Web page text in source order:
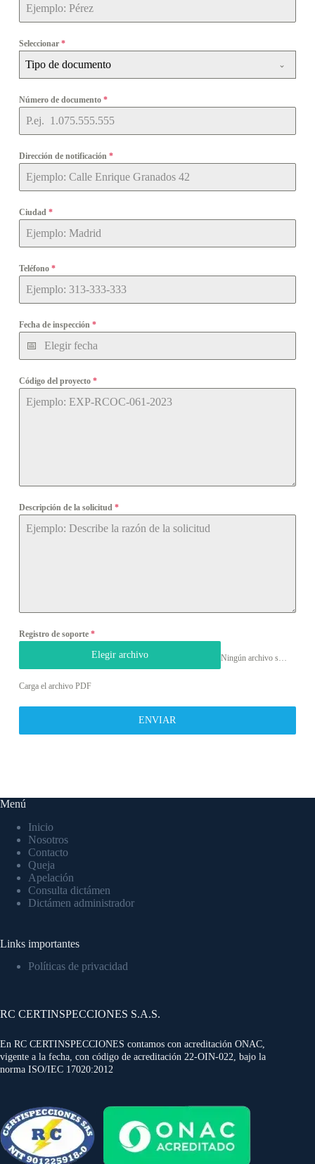
Seleccionar *
Tipo de documento
Número de documento *
Dirección de notificación *
Ciudad *
Teléfono *
Fecha de inspección *
Código del proyecto *
Descripción de la solicitud *
Registro de soporte *
Elegir archivo Ningún archivo seleccionado
Carga el archivo PDF
ENVIAR
Menú
Inicio
Nosotros
Contacto
Queja
Apelación
Consulta dictámen
Dictámen administrador
Links importantes
Políticas de privacidad
RC CERTINSPECCIONES S.A.S.
En RC CERTINSPECCIONES contamos con acreditación ONAC,
vigente a la fecha, con código de acreditación 22-OIN-022, bajo la
norma ISO/IEC 17020:2012